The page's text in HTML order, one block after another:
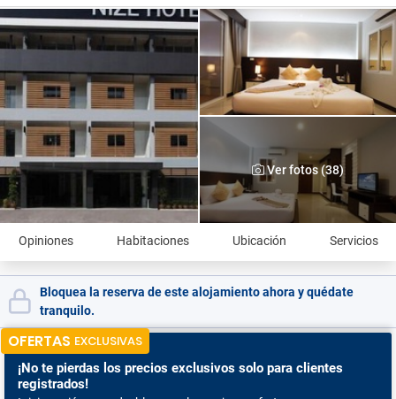
Ver fotos (38)
Opiniones Habitaciones Ubicación Servicios
Bloquea la reserva de este alojamiento ahora y quédate
tranquilo.
OFERTAS EXCLUSIVAS
¡No te pierdas los precios exclusivos solo para clientes
registrados!